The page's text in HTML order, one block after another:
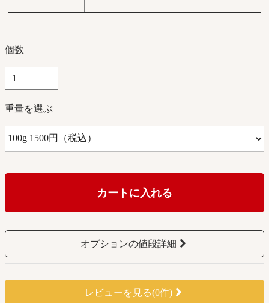
個数
重量を選ぶ
カートに入れる
オプションの値段詳細
レビューを見る(0件)